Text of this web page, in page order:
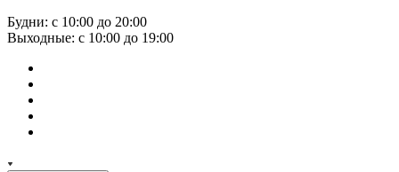
Будни: с 10:00 до 20:00
Выходные: с 10:00 до 19:00